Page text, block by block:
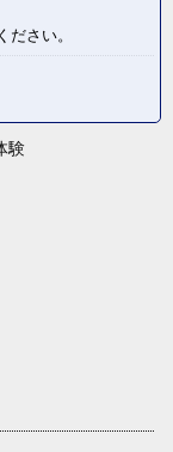
験
ださい。